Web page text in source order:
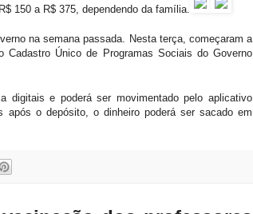
150 a R$ 375, dependendo da família.
na semana passada. Nesta terça, começaram a
Único de Programas Sociais do Governo
digitais e poderá ser movimentado pelo aplicativo
o depósito, o dinheiro poderá ser sacado em